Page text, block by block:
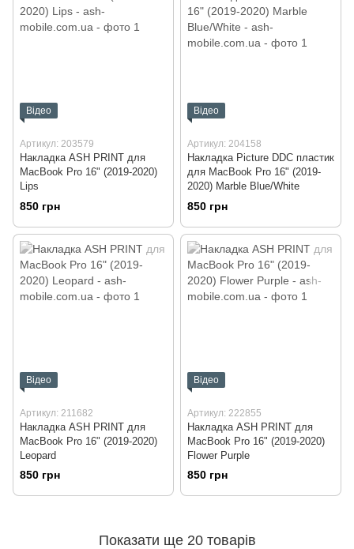
Відео
Артикул: 203579
Накладка ASH PRINT для
MacBook Pro 16" (2019-2020)
Lips
850 грн
Відео
Артикул: 204158
Накладка Picture DDC пластик
для MacBook Pro 16" (2019-
2020) Marble Blue/White
850 грн
Відео
Артикул: 211682
Накладка ASH PRINT для
MacBook Pro 16" (2019-2020)
Leopard
850 грн
Відео
Артикул: 222855
Накладка ASH PRINT для
MacBook Pro 16" (2019-2020)
Flower Purple
850 грн
Показати ще 20 товарів